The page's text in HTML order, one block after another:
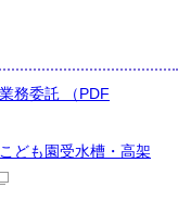
務委託 （PDF
ども園受水槽・高架